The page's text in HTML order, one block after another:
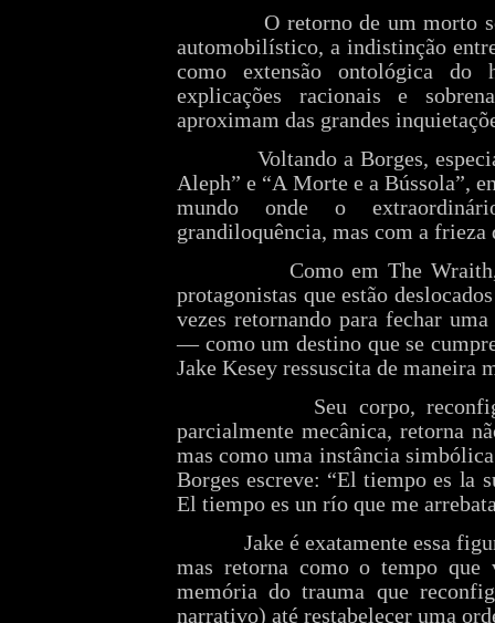
O retorno de um morto
automobilístico, a indistinção
como extensão ontológica do
explicações racionais e
aproximam das grandes
Voltando a Borges,
Aleph” e “A Morte e a Bússola”,
mundo onde o
grandiloquência, mas com a
Como em The
protagonistas que estão
vezes retornando para fechar
— como um destino que se
Jake Kesey ressuscita de maneira
Seu corpo,
parcialmente mecânica, retorna
mas como uma instância
Borges escreve: “El tiempo es la
El tiempo es un río que me
Jake é exatamente essa
mas retorna como o tempo
memória do trauma que
narrativo) até restabelecer uma